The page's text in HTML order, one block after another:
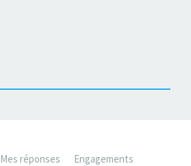
Mes réponses Engagements